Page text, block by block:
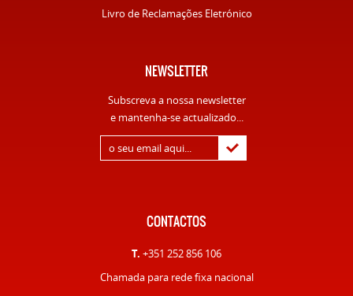
Livro de Reclamações Eletrónico
NEWSLETTER
Subscreva a nossa newsletter
e mantenha-se actualizado...
CONTACTOS
T. +351 252 856 106
Chamada para rede fixa nacional